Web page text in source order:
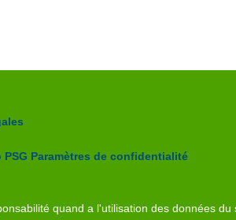
PSG Paramètres de confidentialité
quand a l'utilisation des données du